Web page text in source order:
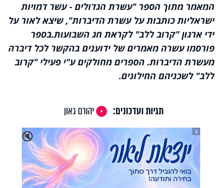
המאמר מתוך הספר "עשרת הגדולים - עשר דמויות
ישראליות כותבות על עשרת הדיברות", שיצא לאור על
ידי ארגון "קרוב ללב" לקראת חג השבועות.בספר
פורסמו עשרה מאמרים של ידוענים בהקשר לכל דיברה
מעשרת הדיברות. הספרים מחולקים ע"י פעילי "קרוב
ללב" לשכניהם החילונים.
תגיות ועדכונים:
יהורם גאון
🔇
X